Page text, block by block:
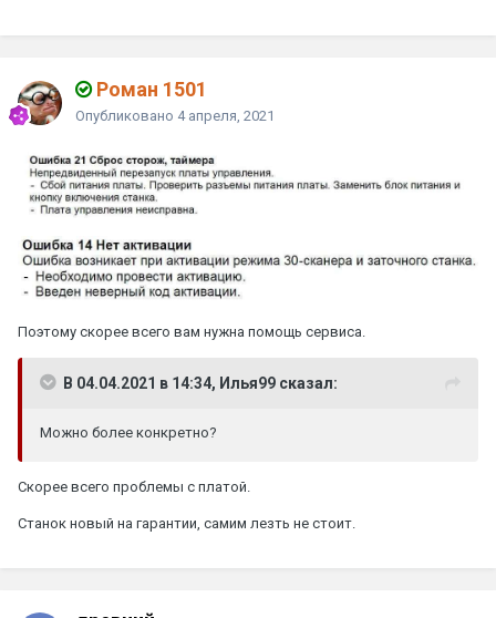
Роман 1501
Опубликовано 4 апреля, 2021
Поэтому скорее всего вам нужна помощь сервиса.
В 04.04.2021 в 14:34, Илья99 сказал:
Можно более конкретно?
Скорее всего проблемы с платой.
Станок новый на гарантии, самим лезть не стоит.